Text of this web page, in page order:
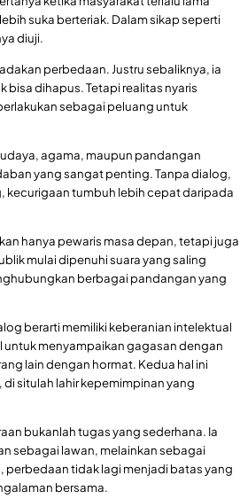
suka berteriak. Dalam sikap seperti
diuji.
perbedaan. Justru sebaliknya, ia
dihapus. Tetapi realitas nyaris
sebagai peluang untuk
agama, maupun pandangan
yang sangat penting. Tanpa dialog,
kecurigaan tumbuh lebih cepat daripada
hanya pewaris masa depan, tetapi juga
mulai dipenuhi suara yang saling
berbagai pandangan yang
berarti memiliki keberanian intelektual
menyampaikan gagasan dengan
lain dengan hormat. Kedua hal ini
situlah lahir kepemimpinan yang
bukanlah tugas yang sederhana. Ia
sebagai lawan, melainkan sebagai
perbedaan tidak lagi menjadi batas yang
bersama.